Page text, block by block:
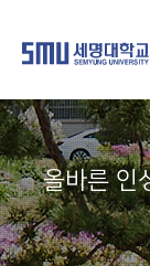
올바른 인